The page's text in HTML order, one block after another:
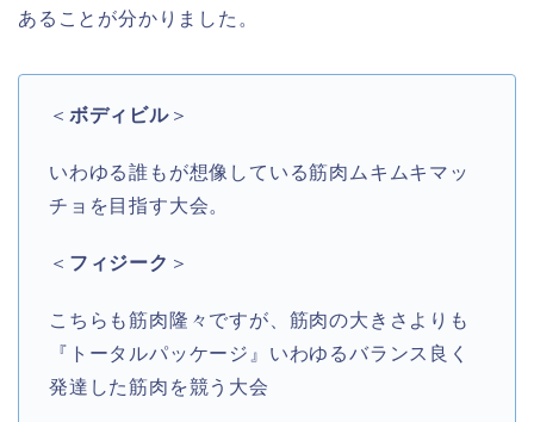
あることが分かりました。
＜ ボディビル＞
いわゆる誰もが想像している筋肉ムキムキマッ
チョを目指す大会。
＜ フィジーク ＞
こちらも筋肉隆々ですが、筋肉の大きさよりも
『トータルパッケージ』いわゆるバランス良く
発達した筋肉を競う大会